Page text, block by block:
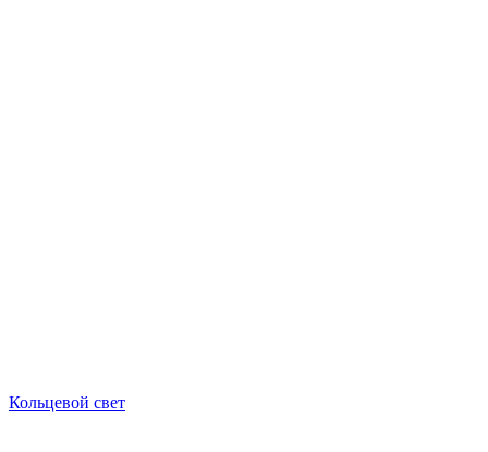
Кольцевой свет